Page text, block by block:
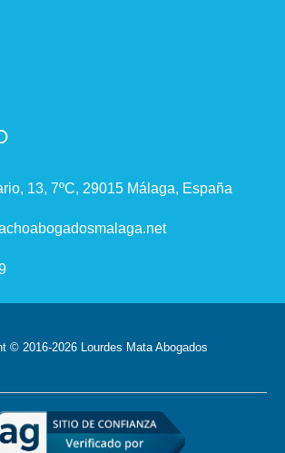
13, 7ºC, 29015 Málaga, España
© 2016-2026 Lourdes Mata Abogados